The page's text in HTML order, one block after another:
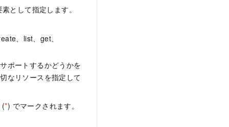
素として指定します。
、list、get、
ポートするかどうかを
なリソースを指定して
(*) でマークされます。